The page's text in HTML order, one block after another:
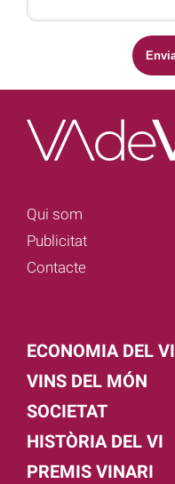
Qui som
Publicitat
Contacte
ECONOMIA DEL VI
VINS DEL MÓN
SOCIETAT
HISTÒRIA DEL VI
PREMIS VINARI